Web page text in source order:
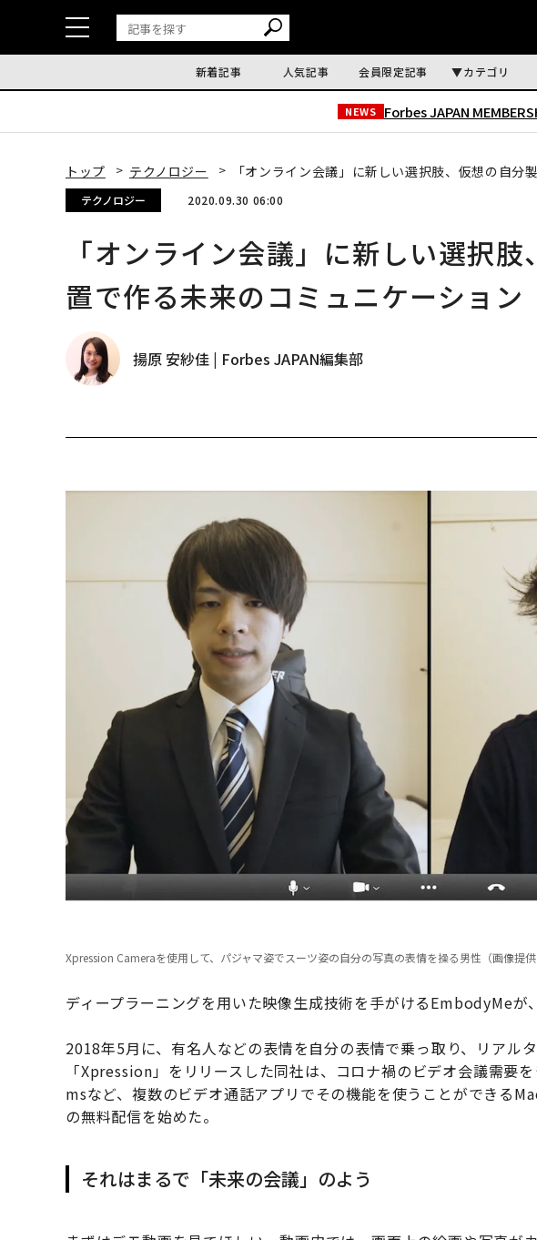
新着記事 人気記事 会員限定記事 カテゴリ
NEWS Forbes JAPAN
トップ テクノロジー 「オンライン会議」に新しい選択肢、仮想の自分
テクノロジー 2020.09.30 06:00
「オンライン会議」に新しい選択
置で作る未来のコミュニケーション
揚原 安紗佳 | Forbes JAPAN編集部
Xpression Cameraを使用して、パジャマ姿でスーツ姿の自分の写真の表情を操る男性（画像提供
ディープラーニングを用いた映像生成技術を手がけるEmbodyMeが
2018年5月に、有名人などの表情を自分の表情で乗っ取り、リアル
「Xpression」をリリースした同社は、コロナ禍のビデオ会議需
msなど、複数のビデオ通話アプリでその機能を使うことができる
の無料配信を始めた。
それはまるで「未来の会議」のよう